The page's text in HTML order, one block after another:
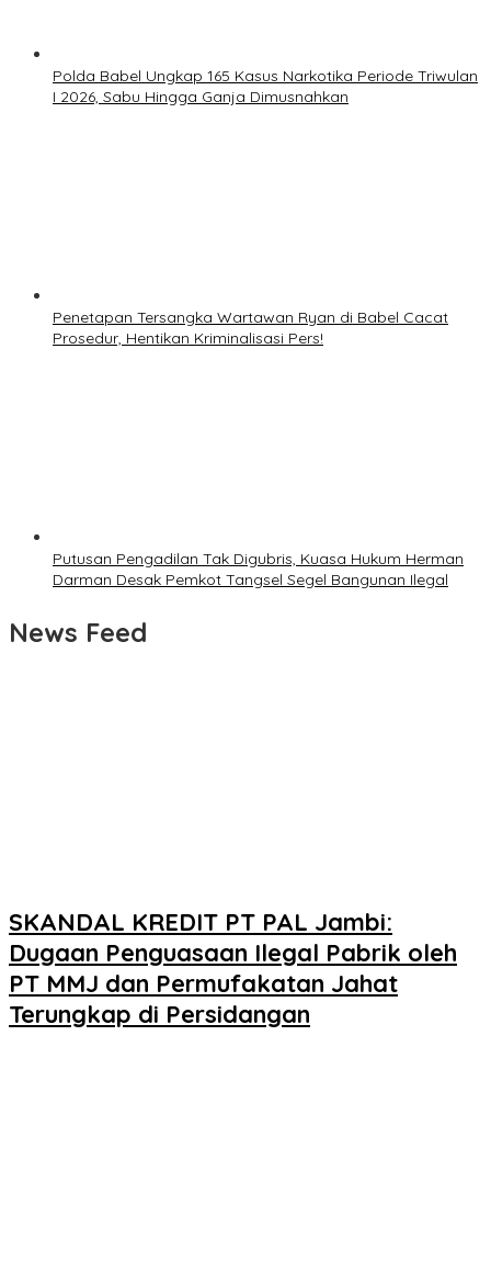
Polda Babel Ungkap 165 Kasus Narkotika Periode Triwulan
I 2026, Sabu Hingga Ganja Dimusnahkan
Penetapan Tersangka Wartawan Ryan di Babel Cacat
Prosedur, Hentikan Kriminalisasi Pers!
Putusan Pengadilan Tak Digubris, Kuasa Hukum Herman
Darman Desak Pemkot Tangsel Segel Bangunan Ilegal
News Feed
SKANDAL KREDIT PT PAL Jambi:
Dugaan Penguasaan Ilegal Pabrik oleh
PT MMJ dan Permufakatan Jahat
Terungkap di Persidangan